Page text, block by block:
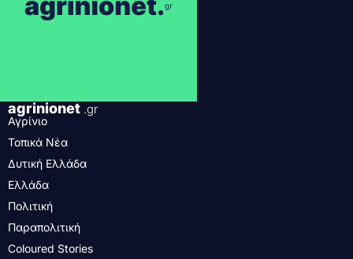
agrinionet .gr
Αγρίνιο
Τοπικά Νέα
Δυτική Ελλάδα
Ελλάδα
Πολιτική
Παραπολιτική
Coloured Stories